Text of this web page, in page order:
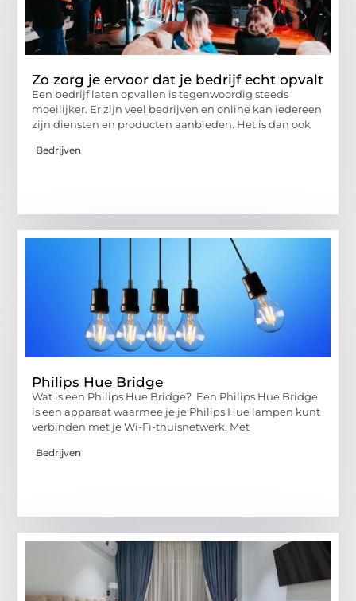
Zo zorg je ervoor dat je bedrijf echt opvalt
Een bedrijf laten opvallen is tegenwoordig steeds
moeilijker. Er zijn veel bedrijven en online kan iedereen
zijn diensten en producten aanbieden. Het is dan ook
Bedrijven
Philips Hue Bridge
Wat is een Philips Hue Bridge? Een Philips Hue Bridge
is een apparaat waarmee je je Philips Hue lampen kunt
verbinden met je Wi-Fi-thuisnetwerk. Met
Bedrijven